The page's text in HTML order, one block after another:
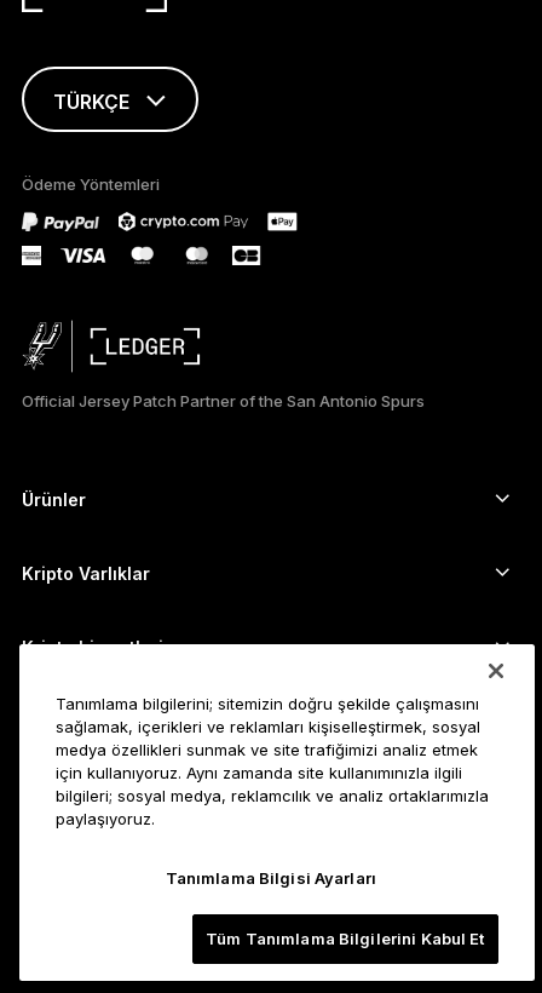
TÜRKÇE
FRANÇAIS
DEUTSCH
PORTUGUÊS
ESPAÑOL
简体中文
Ödeme Yöntemleri
Official Jersey Patch Partner of the San Antonio Spurs
Ürünler
Donanım Cüzdan
Ledger Stax
Ledger Nano Classics
Cihazlarımızı karşılaştırın
Paket Teklifler
Aksesuarlar
Kripto Varlıklar
Ethereum cüzdanı
Cardano cüzdanı
XRP cüzdanı
Monero cüzdanı
USDT cüzdanı
Kripto hizmetleri
Kripto satın alın
Kripto Stake Etmek
Kripto takas edin
Kurumsal Müşteriler için
Ledger Enterprise Solutions
Startup'lar için
Ledger Cathay Capital'dan finansman desteği
Tanımlama bilgilerini; sitemizin doğru şekilde çalışmasını
sağlamak, içerikleri ve reklamları kişiselleştirmek, sosyal
medya özellikleri sunmak ve site trafiğimizi analiz etmek
için kullanıyoruz. Aynı zamanda site kullanımınızla ilgili
bilgileri; sosyal medya, reklamcılık ve analiz ortaklarımızla
paylaşıyoruz.
Tanımlama Bilgisi Ayarları
Tüm Tanımlama Bilgilerini Kabul Et